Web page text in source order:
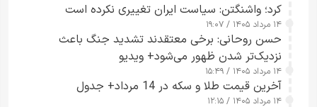
کرد؛ واشنگتن: سیاست ایران تغییری نکرده است
۱۴ مرداد ۱۴۰۵ / ۱۹:۰۷
حسن روحانی: برخی معتقدند تشدید جنگ باعث
نزدیک‌تر شدن ظهور می‌شود+ ویدیو
۱۴ مرداد ۱۴۰۵ / ۱۵:۴۹
آخرین قیمت طلا و سکه در 14 مرداد+ جدول
۱۴ مرداد ۱۴۰۵ / ۱۲:۱۵